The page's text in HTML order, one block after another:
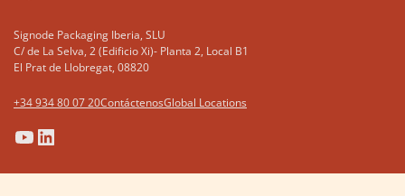
Signode Packaging Iberia, SLU
C/ de La Selva, 2 (Edificio Xi)- Planta 2, Local B1
El Prat de Llobregat, 08820
+34 934 80 07 20ContáctenosGlobal Locations
(Opens
in
(Opens
in
(Opens
in
(Opens
in